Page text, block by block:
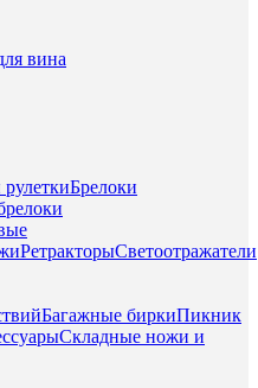
вина
Брелоки
РетракторыСветоотражатели
Багажные биркиПикник
Складные ножи и